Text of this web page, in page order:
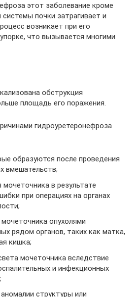
этот заболевание кроме
почки затрагивает и
возникает при его
что вызывается многими
обструкция
площадь его поражения.
гидроуретеронефроза
образуются после проведения
вмешательств;
в результате
при операциях на органах
опухолями
рядом органов, таких как матка,
кишка;
мочеточника вследствие
и инфекционных
структуры или